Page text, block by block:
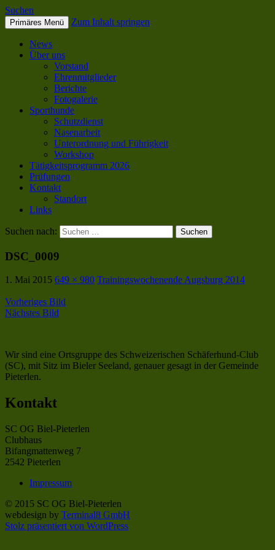
SC OG Biel-Pieterlen
Suchen
Primäres Menü Zum Inhalt springen
News
Über uns
Vorstand
Ehrenmitglieder
Berichte
Fotogalerie
Sporthunde
Schutzdienst
Nasenarbeit
Unterordnung und Führigkeit
Workshop
Tätigkeitsprogramm 2026
Prüfungen
Kontakt
Standort
Links
Suchen nach:
DSC_0009
1. Mai 2015 649 × 980 Trainingswochenende Augsburg 2014
Vorheriges Bild
Nächstes Bild
Wir sind eine Ortsgruppe des Schweizerischen Schäferhund-Club
(SC), mit Sitz im Bieler Seeland, genauer gesagt in der Gemeinde
Pieterlen.
Kontakt
SC OG Biel-Pieterlen
Clubhaus
Bifangmattenweg 7
2542 Pieterlen
Impressum
© 2015 SC OG Biel-Pieterlen
webdesign by Terminal8 GmbH
Stolz präsentiert von WordPress